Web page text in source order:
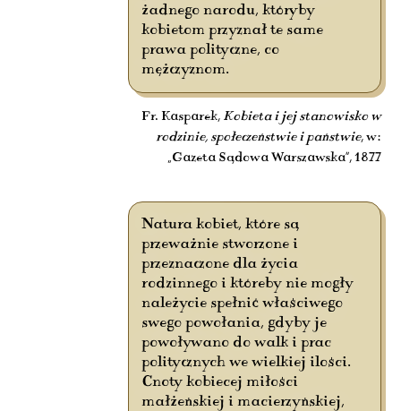
żadnego narodu, któryby
kobietom przyznał te same
prawa polityczne, co
mężczyznom.
Fr. Kasparek, Kobieta i jej stanowisko w
rodzinie, społeczeństwie i państwie, w:
„Gazeta Sądowa Warszawska”, 1877
Natura kobiet, które są
przeważnie stworzone i
przeznaczone dla życia
rodzinnego i któreby nie mogły
należycie spełnić właściwego
swego powołania, gdyby je
powoływano do walk i prac
politycznych we wielkiej ilości.
Cnoty kobiecej miłości
małżeńskiej i macierzyńskiej,